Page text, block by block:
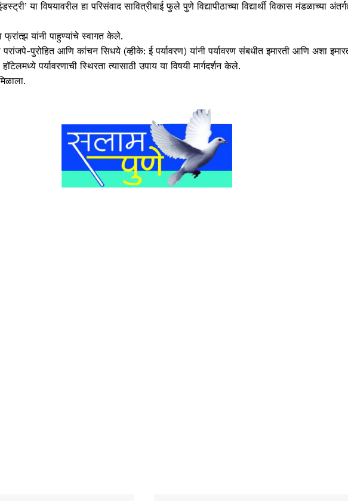
या विषयावरील हा परिसंवाद सावित्रीबाई फुले पुणे विद्यापीठाच्या विद्यार्थी विकास मंडळाच्या
फ्रांत्झ यांनी पाहुण्यांचे स्वागत केले.
पुरोहित आणि कांचन सिधये (व्हीके: ई पर्यावरण) यांनी पर्यावरण संबधीत इमारती आणि अशा
पर्यावरणाची स्थिरता त्यासाठी उपाय या विषयी मार्गदर्शन केले.